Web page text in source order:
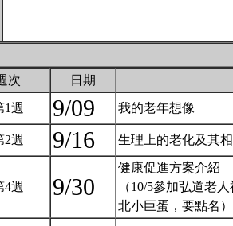
次 日期
1週 9/09 我的老年想像
2週 9/16 生理上的老化及其
4週 9/30
健康促進方案介紹
（10/5參加弘道老
北小巨蛋，要點名